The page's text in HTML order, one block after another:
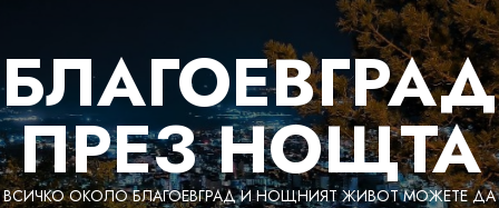
content
БЛАГОЕВГРАД
ПРЕЗ НОЩТА
ВСИЧКО ОКОЛО БЛАГОЕВГРАД И НОЩНИЯТ ЖИВОТ МОЖЕТЕ ДА